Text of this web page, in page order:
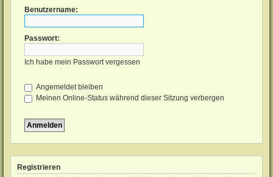
Benutzername:
Passwort:
Ich habe mein Passwort vergessen
Angemeldet bleiben
Meinen Online-Status während dieser Sitzung verbergen
Registrieren